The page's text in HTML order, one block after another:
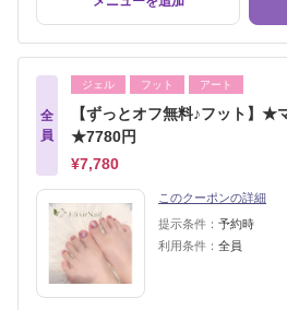
全
員
ジェル フット アート
【ずっとオフ無料♪フット】★
★7780円
¥7,780
このクーポンの詳細
提示条件： 予約時
利用条件： 全員